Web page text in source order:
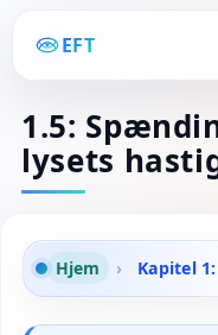
EFT
1.5:
lysets
Hjem › Kapitel